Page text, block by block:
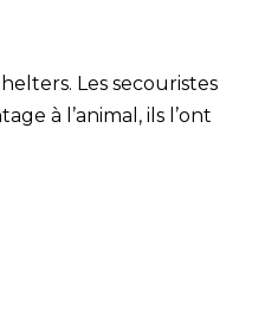
Les secouristes
à l’animal, ils l’ont